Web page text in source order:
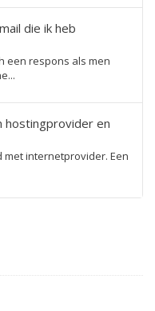
die ik heb
een respons als men
hostingprovider en
internetprovider. Een